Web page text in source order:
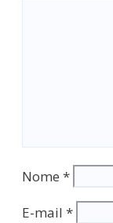
Nome *
E-mail *